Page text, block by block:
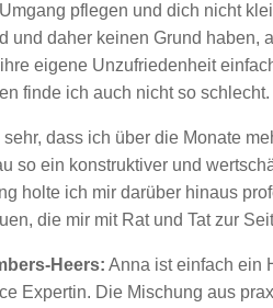
pflegen und dich nicht
und daher keinen Grund haben,
eigene Unzufriedenheit
finde ich auch nicht so schlecht.
sehr, dass ich über die Monate
so ein konstruktiver und
holte ich mir darüber hinaus
die mir mit Rat und Tat zur
Heers: Anna ist einfach ein
Expertin. Die Mischung aus